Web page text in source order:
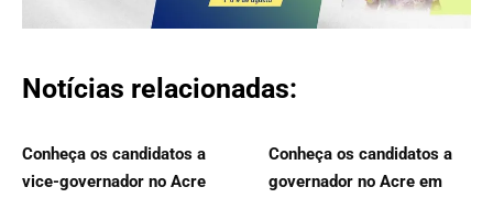
Notícias relacionadas:
Conheça os candidatos a
vice-governador no Acre
Conheça os candidatos a
governador no Acre em